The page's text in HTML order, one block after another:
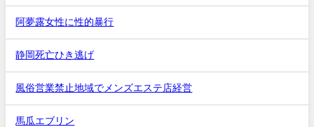
阿夢露女性に性的暴行
静岡死亡ひき逃げ
風俗営業禁止地域でメンズエステ店経営
馬瓜エブリン